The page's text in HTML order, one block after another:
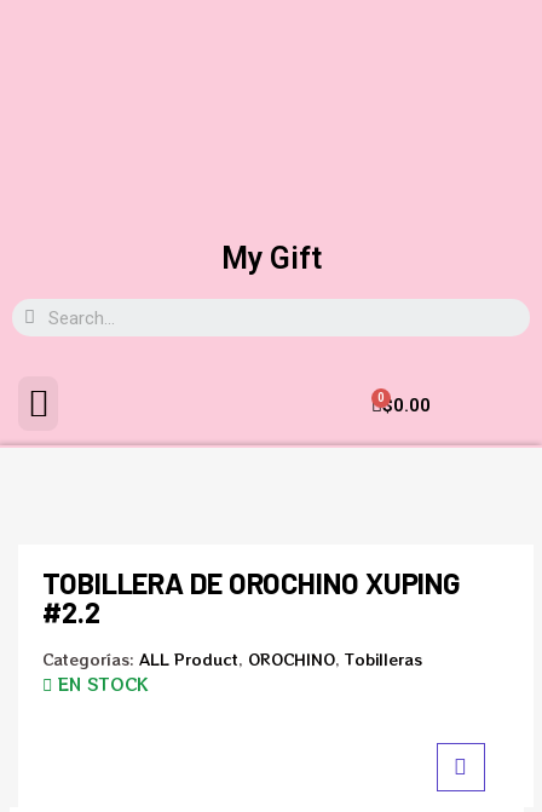
My Gift
$0.00
0
TOBILLERA DE OROCHINO XUPING
#2.2
Categorías: ALL Product, OROCHINO, Tobilleras
EN STOCK